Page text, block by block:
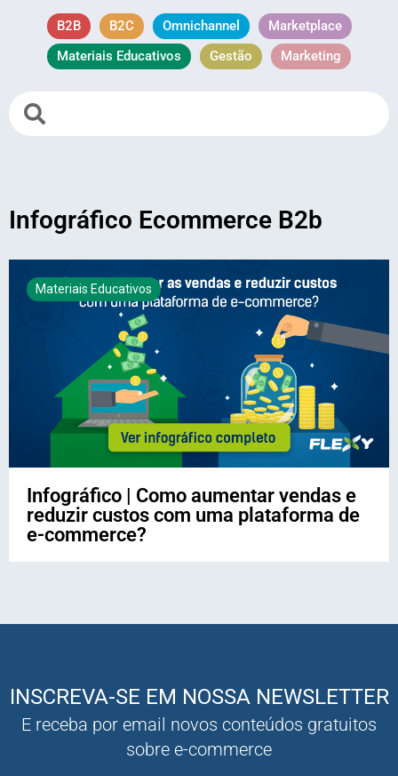
B2B B2C Omnichannel
Marketplace
Materiais Educativos
Gestão Marketing
Infográfico Ecommerce B2b
Materiais Educativos
Infográfico | Como aumentar vendas e
reduzir custos com uma plataforma de
e-commerce?
INSCREVA-SE EM NOSSA NEWSLETTER
E receba por email novos conteúdos gratuitos
sobre e-commerce